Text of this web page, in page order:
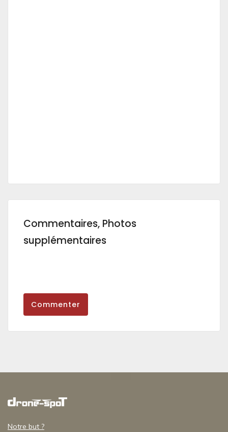
Commentaires, Photos
supplémentaires
Commenter
Notre but ?